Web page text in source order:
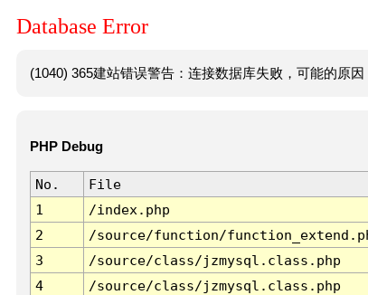
Database Error
(1040) 365建站错误警告：连接数据库失败，可能的原
PHP Debug
No. File
1
/index.php
2
/source/function/
3
/source/class/jzmysql.class.php
4
/source/class/jzmysql.class.php